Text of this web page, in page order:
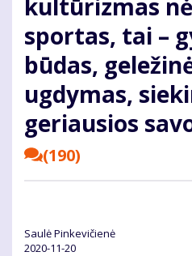
kultūrizmas
sportas, tai –
būdas,
ugdymas,
geriausios
(190)
Saulė Pinkevičienė
2020-11-20